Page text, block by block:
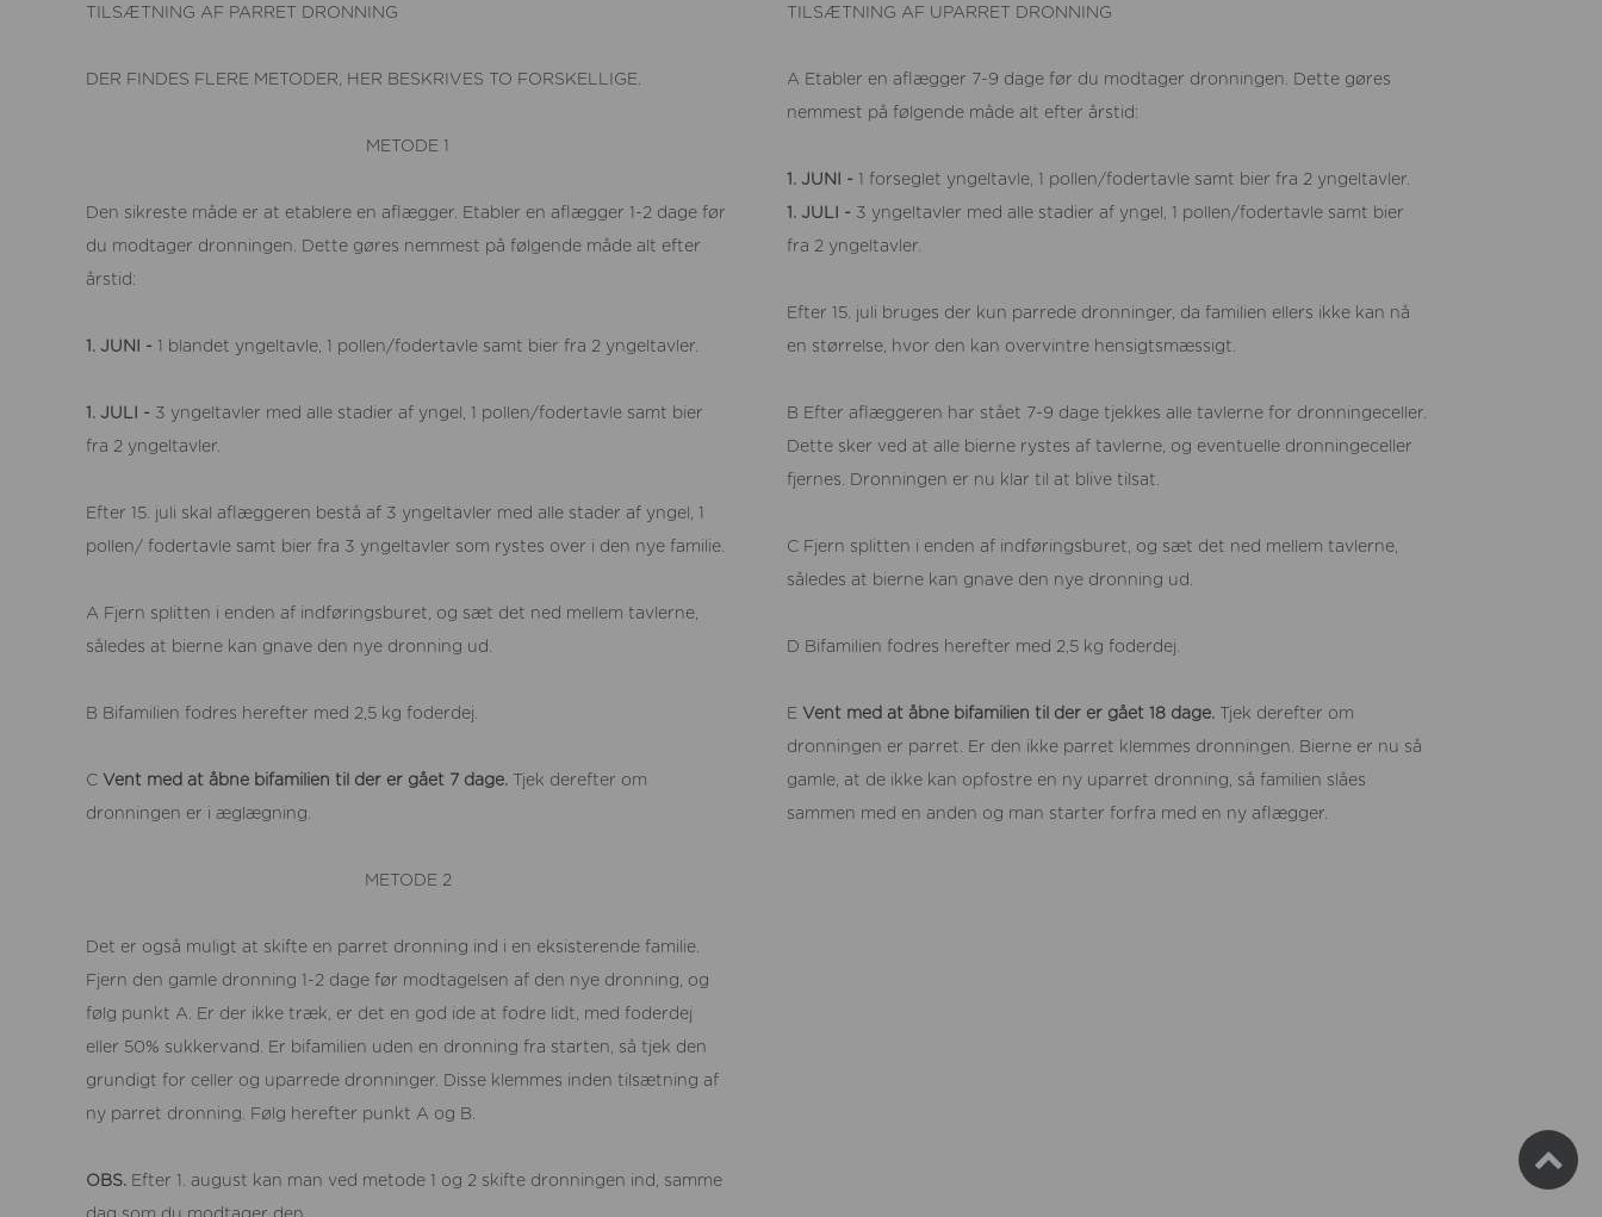
TILSÆTNING AF PARRET DRONNING
DER FINDES FLERE METODER, HER BESKRIVES TO FORSKELLIGE.
METODE 1
Den sikreste måde er at etablere en aflægger. Etabler en aflægger 1-2 dage før
du modtager dronningen. Dette gøres nemmest på følgende måde alt efter
årstid:
1. JUNI - 1 blandet yngeltavle, 1 pollen/fodertavle samt bier fra 2 yngeltavler.
1. JULI - 3 yngeltavler med alle stadier af yngel, 1 pollen/fodertavle samt bier
fra 2 yngeltavler.
Efter 15. juli skal aflæggeren bestå af 3 yngeltavler med alle stader af yngel, 1
pollen/ fodertavle samt bier fra 3 yngeltavler som rystes over i den nye familie.
A Fjern splitten i enden af indføringsburet, og sæt det ned mellem tavlerne,
således at bierne kan gnave den nye dronning ud.
B Bifamilien fodres herefter med 2,5 kg foderdej.
C Vent med at åbne bifamilien til der er gået 7 dage. Tjek derefter om
dronningen er i æglægning.
METODE 2
Det er også muligt at skifte en parret dronning ind i en eksisterende familie.
Fjern den gamle dronning 1-2 dage før modtagelsen af den nye dronning, og
følg punkt A. Er der ikke træk, er det en god ide at fodre lidt, med foderdej
eller 50% sukkervand. Er bifamilien uden en dronning fra starten, så tjek den
grundigt for celler og uparrede dronninger. Disse klemmes inden tilsætning af
ny parret dronning. Følg herefter punkt A og B.
OBS. Efter 1. august kan man ved metode 1 og 2 skifte dronningen ind, samme
dag som du modtager den.
TILSÆTNING AF UPARRET DRONNING
A Etabler en aflægger 7-9 dage før du modtager dronningen. Dette gøres
nemmest på følgende måde alt efter årstid:
1. JUNI - 1 forseglet yngeltavle, 1 pollen/fodertavle samt bier fra 2 yngeltavler.
1. JULI - 3 yngeltavler med alle stadier af yngel, 1 pollen/fodertavle samt bier
fra 2 yngeltavler.
Efter 15. juli bruges der kun parrede dronninger, da familien ellers ikke kan nå
en størrelse, hvor den kan overvintre hensigtsmæssigt.
B Efter aflæggeren har stået 7-9 dage tjekkes alle tavlerne for dronningeceller.
Dette sker ved at alle bierne rystes af tavlerne, og eventuelle dronningeceller
fjernes. Dronningen er nu klar til at blive tilsat.
C Fjern splitten i enden af indføringsburet, og sæt det ned mellem tavlerne,
således at bierne kan gnave den nye dronning ud.
D Bifamilien fodres herefter med 2,5 kg foderdej.
E Vent med at åbne bifamilien til der er gået 18 dage. Tjek derefter om
dronningen er parret. Er den ikke parret klemmes dronningen. Bierne er nu så
gamle, at de ikke kan opfostre en ny uparret dronning, så familien slåes
sammen med en anden og man starter forfra med en ny aflægger.